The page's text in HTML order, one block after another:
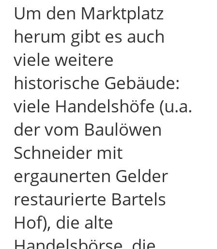
Um den Marktplatz
herum gibt es auch
viele weitere
historische Gebäude:
viele Handelshöfe (u.a.
der vom Baulöwen
Schneider mit
ergaunerten Gelder
restaurierte Bartels
Hof), die alte